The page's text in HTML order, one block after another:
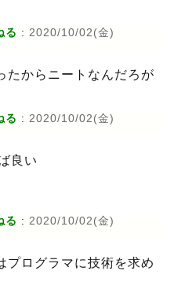
る : 2020/10/02(金)
たからニートなんだろが
る : 2020/10/02(金)
良い
る : 2020/10/02(金)
プログラマに技術を求め